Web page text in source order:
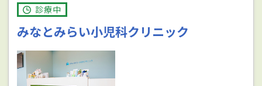
診療中
みなとみらい小児科クリニック